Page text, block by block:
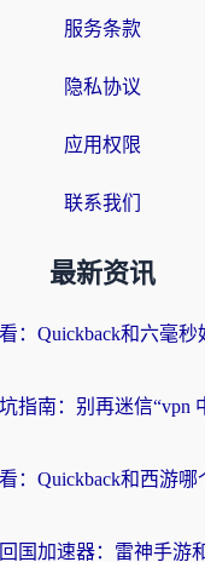
服务条款
隐私协议
应用权限
联系我们
最新资讯